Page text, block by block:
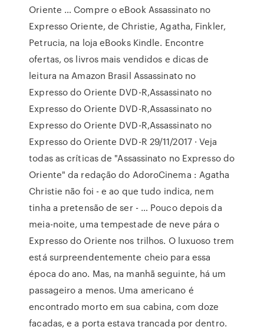
Oriente … Compre o eBook Assassinato no
Expresso Oriente, de Christie, Agatha, Finkler,
Petrucia, na loja eBooks Kindle. Encontre
ofertas, os livros mais vendidos e dicas de
leitura na Amazon Brasil Assassinato no
Expresso do Oriente DVD-R,Assassinato no
Expresso do Oriente DVD-R,Assassinato no
Expresso do Oriente DVD-R,Assassinato no
Expresso do Oriente DVD-R 29/11/2017 · Veja
todas as críticas de "Assassinato no Expresso do
Oriente" da redação do AdoroCinema : Agatha
Christie não foi - e ao que tudo indica, nem
tinha a pretensão de ser - … Pouco depois da
meia-noite, uma tempestade de neve pára o
Expresso do Oriente nos trilhos. O luxuoso trem
está surpreendentemente cheio para essa
época do ano. Mas, na manhã seguinte, há um
passageiro a menos. Uma americano é
encontrado morto em sua cabina, com doze
facadas, e a porta estava trancada por dentro.